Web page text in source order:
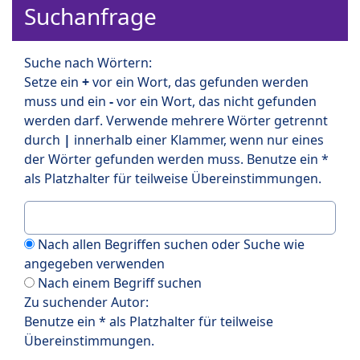
Suchanfrage
Suche nach Wörtern:
Setze ein +vor ein Wort, das gefunden werden
muss und ein -vor ein Wort, das nicht gefunden
werden darf. Verwende mehrere Wörter getrennt
durch | innerhalb einer Klammer, wenn nur eines
der Wörter gefunden werden muss. Benutze ein *
als Platzhalter für teilweise Übereinstimmungen.
Nach allen Begriffen suchen oder Suche wie
angegeben verwenden
Nach einem Begriff suchen
Zu suchender Autor:
Benutze ein * als Platzhalter für teilweise
Übereinstimmungen.